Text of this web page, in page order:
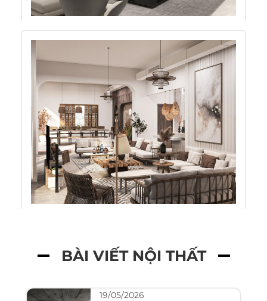
BÀI VIẾT NỘI THẤT
19/05/2026